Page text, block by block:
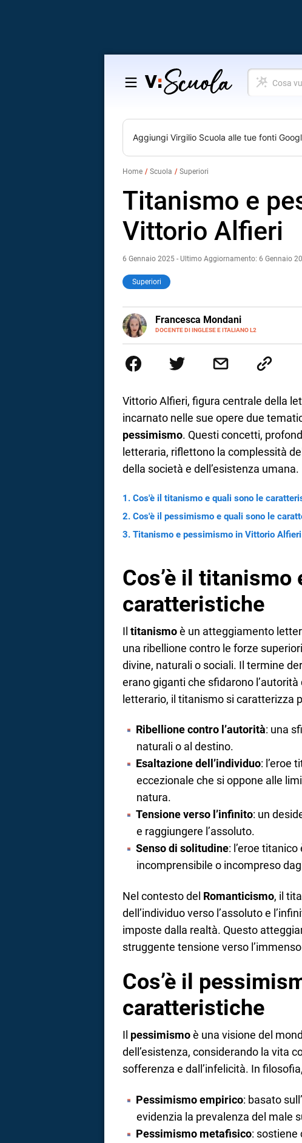
Salta
contenuto
Cosa
vuoi
Aggiungi Virgilio Scuola alle tue fonti
Home Scuola Superiori
Titanismo e
Vittorio Alfieri
6 Gennaio 2025 - Ultimo Aggiornamento: 6 Gennaio
Superiori
Francesca Mondani
DOCENTE DI INGLESE E ITALIANO L2
LINKEDIN
INSTAGRAM
Onsite e contenuti per il web. Amo i
Vittorio Alfieri, figura centrale della
incarnato nelle sue opere due
pessimismo. Questi concetti,
letteraria, riflettono la complessità
della società e dell’esistenza umana.
Cos'è il titanismo e quali sono le
Cos'è il pessimismo e quali sono le
Titanismo e pessimismo in Vittorio Alfieri
Cos’è il titanismo
caratteristiche
Il titanismoè un atteggiamento
una ribellione contro le forze
divine, naturali o sociali. Il termine
erano giganti che sfidarono
letterario, il titanismo si caratterizza
Ribellione contro l’autorità: una
naturali o al destino.
Esaltazione dell’individuo: l’eroe
eccezionale che si oppone alle
natura.
Tensione verso l’infinito: un
e raggiungere l’assoluto.
Senso di solitudine: l’eroe
incomprensibile o incompreso
Nel contesto del Romanticismo, il
dell’individuo verso l’assoluto e
imposte dalla realtà. Questo
struggente tensione verso
Cos’è il
caratteristiche
Il pessimismoè una visione del
dell’esistenza, considerando la vita
sofferenza e dall’infelicità. In
Pessimismo empirico: basato
evidenzia la prevalenza del male
Pessimismo metafisico: sostiene